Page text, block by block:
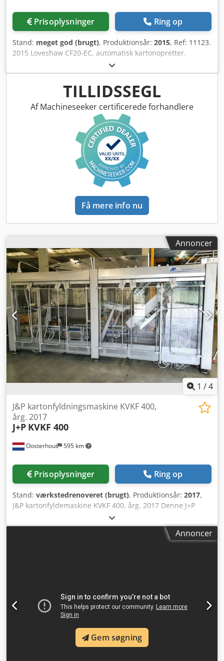
Prisoplysninger Ring op
Stand: meget god (brugt), Produktionsår: 2015, Ref: 11123.
2015 Loveshaw CF20-EC, automatisk kartonopretter.
Automatisk kartonopretter og bundforsegler. Funktioner:
Ensartet kvalitet af forseglingen Hurtig omstilling Alarm
ved lavt tapeforbrug (ekstraudstyr) Sensor til
tilstedeværelse af kartoner Dcedpfxozmx Has Ag Ujk
Specifikationer: Kartonstørrelsesområde: - Længde: 250-
570 mm - Bredde: 170-410 mm - Højde: 90-550 mm
Magasin: Op til 100 kartoner Forseglingsmateriale:
Trykfølsom tape Hastighed: Op til 14 kartoner pr. minut.
TILLIDSSEGL
Af Machineseeker certificerede forhandlere
Få mere info nu
Annoncer
1 /4
Oosterhout 595 km
J&P kartonfyldningsmaskine KVKF 400,
årg. 2017
J+P KVKF 400
Prisoplysninger Ring op
Stand: værkstedrenoveret (brugt), Produktionsår: 2017,
J&P kartonfyldemaskine KVKF 400, årg. 2017 Denne J+P
casepacker er designet til automatisk pakning af produkter
i forskellige kartonemballager. Maskinen kan blandt andet
håndtere følgende emballagetyper: Dcodpfx Aehtfc Iog Uok
Annoncer
Gem søgning